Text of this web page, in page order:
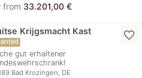
from 33.201,00 €
Krijgsmacht Kast
gut erhaltener
Bad Krozingen, DE
favorite_border